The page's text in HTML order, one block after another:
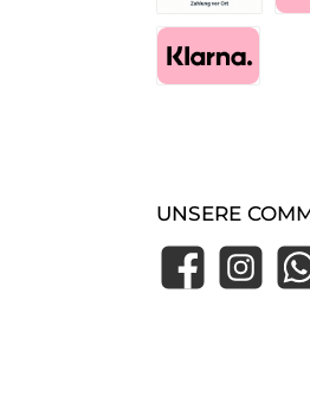
Zahlung im Shop
UNSERE
FacebookInstagram